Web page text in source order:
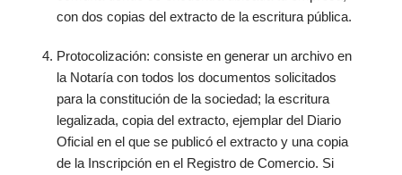
con dos copias del extracto de la escritura pública.
Protocolización: consiste en generar un archivo en
la Notaría con todos los documentos solicitados
para la constitución de la sociedad; la escritura
legalizada, copia del extracto, ejemplar del Diario
Oficial en el que se publicó el extracto y una copia
de la Inscripción en el Registro de Comercio. Si